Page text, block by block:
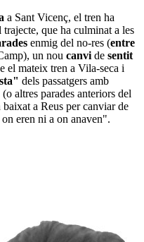
a Sant Vicenç, el tren ha
que ha culminat a les
enmig del no-res (entre
un nou canvi de sentit
el mateix tren a Vila-seca i
dels passatgers amb
(o altres parades anteriors del
a Reus per canviar de
eren ni a on anaven".